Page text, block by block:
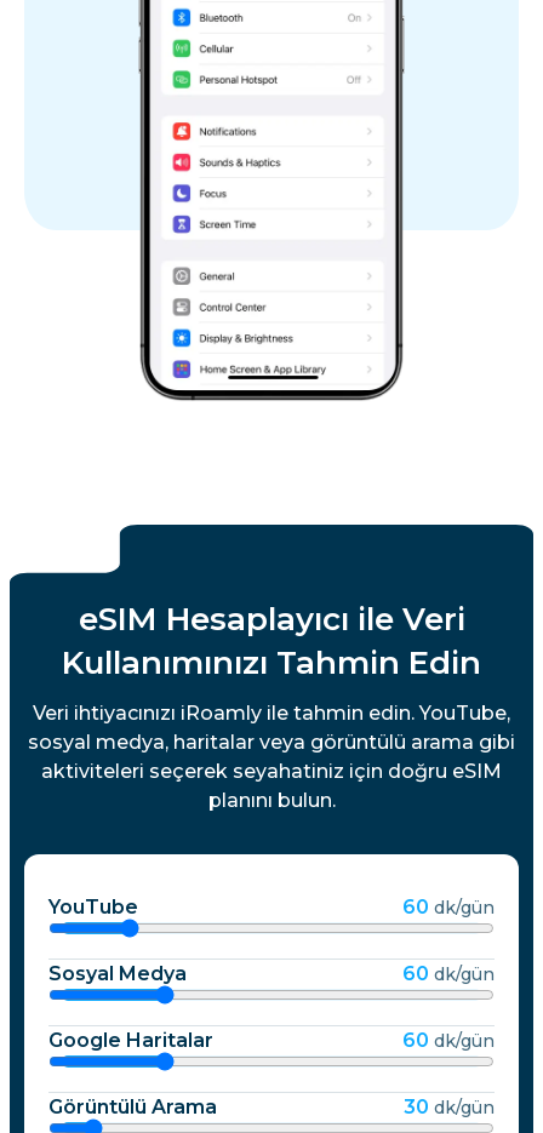
eSIM Hesaplayıcı ile Veri
Kullanımınızı Tahmin Edin
Veri ihtiyacınızı iRoamly ile tahmin edin. YouTube,
sosyal medya, haritalar veya görüntülü arama gibi
aktiviteleri seçerek seyahatiniz için doğru eSIM
planını bulun.
YouTube 60 dk/gün
Sosyal Medya 60 dk/gün
Google Haritalar 60 dk/gün
Görüntülü Arama 30 dk/gün